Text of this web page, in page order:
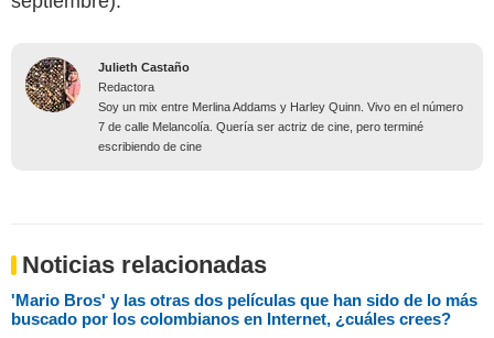
Julieth Castaño
Redactora
Soy un mix entre Merlina Addams y Harley Quinn. Vivo en el número
7 de calle Melancolía. Quería ser actriz de cine, pero terminé
escribiendo de cine
Noticias relacionadas
'Mario Bros' y las otras dos películas que han sido de lo más
buscado por los colombianos en Internet, ¿cuáles crees?